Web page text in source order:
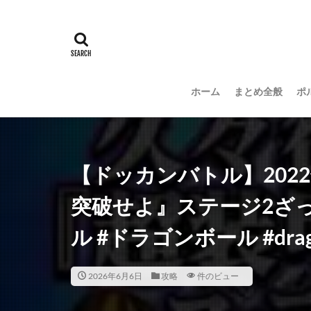
ホーム まとめ全般 ポ
【ドッカンバトル】
突破せよ』ステージ2
ル #ドラゴンボール
2026年6月6日 攻略 件のビュー